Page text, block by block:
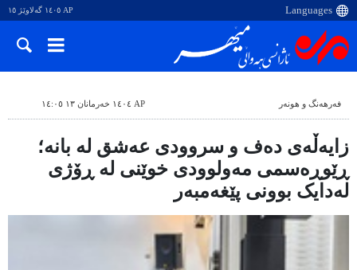
AP ١٤٠٥ گەلاوێژ ١٥
فەرهەنگ و هونەر AP ١٤٠٤ خەرمانان ١٣ ١٤:٠٥
زایەڵەی دەف و سروودی عەشق لە بانە؛
ڕێوڕەسمی مەولوودی خوێنی لە ڕۆژی
لەدایک بوونی پێغەمبەر